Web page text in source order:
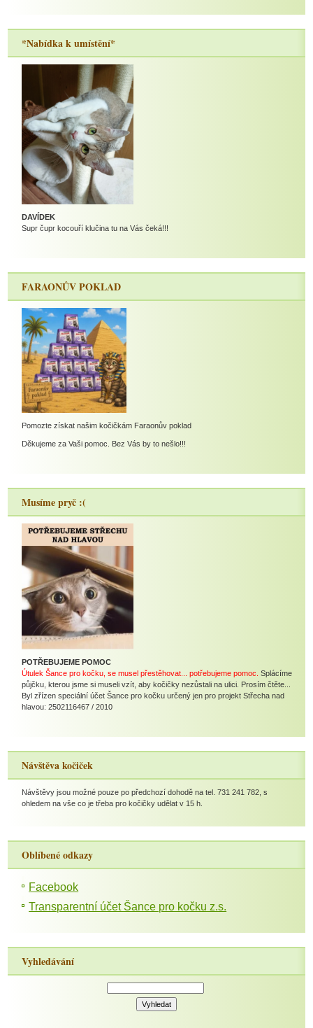
*Nabídka k umístění*
DAVÍDEK
Supr čupr kocouří klučina tu na Vás čeká!!!
FARAONŮV POKLAD
Pomozte získat našim kočičkám Faraonův poklad
Děkujeme za Vaši pomoc. Bez Vás by to nešlo!!!
Musíme pryč :(
POTŘEBUJEME POMOC
Útulek Šance pro kočku, se musel přestěhovat... potřebujeme pomoc. Splácíme
půjčku, kterou jsme si museli vzít, aby kočičky nezůstali na ulici. Prosím čtěte...
Byl zřízen speciální účet Šance pro kočku určený jen pro projekt Střecha nad
hlavou: 2502116467 / 2010
Návštěva kočiček
Návštěvy jsou možné pouze po předchozí dohodě na tel. 731 241 782, s
ohledem na vše co je třeba pro kočičky udělat v 15 h.
Oblíbené odkazy
Facebook
Transparentní účet Šance pro kočku z.s.
Vyhledávání